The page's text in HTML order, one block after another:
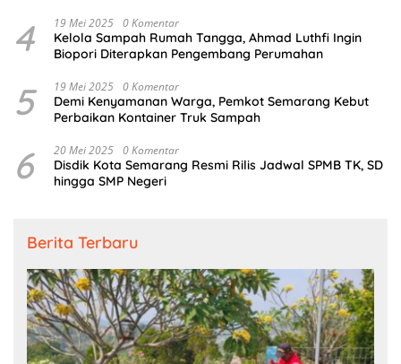
4 19 Mei 2025 0 Komentar
Kelola Sampah Rumah Tangga, Ahmad Luthfi Ingin
Biopori Diterapkan Pengembang Perumahan
5 19 Mei 2025 0 Komentar
Demi Kenyamanan Warga, Pemkot Semarang Kebut
Perbaikan Kontainer Truk Sampah
6 20 Mei 2025 0 Komentar
Disdik Kota Semarang Resmi Rilis Jadwal SPMB TK, SD
hingga SMP Negeri
Berita Terbaru